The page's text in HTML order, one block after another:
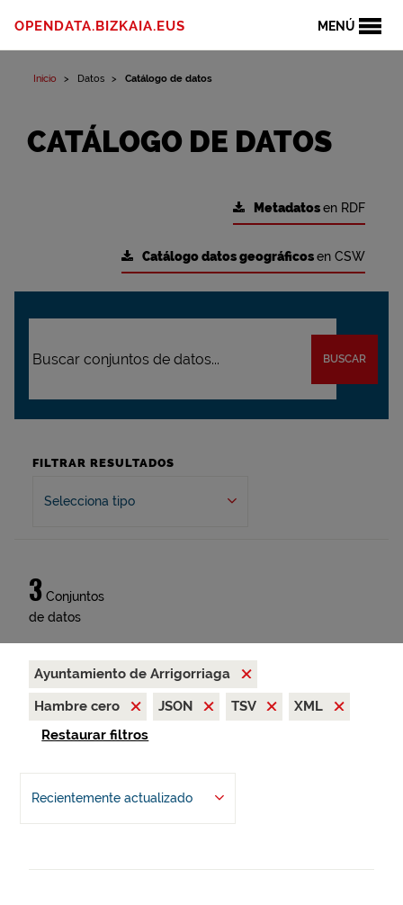
MENÚ
OPENDATA.BIZKAIA.EUS
Inicio Datos Catálogo de datos
CATÁLOGO DE DATOS
Metadatosen RDF
Catálogo datos geográficosen CSW
BUSCAR
FILTRAR RESULTADOS
Selecciona tipo
3 Conjuntos
de datos
Ayuntamiento de Arrigorriaga
Hambre cero
JSON TSV
XML
Restaurar filtros
Recientemente actualizado